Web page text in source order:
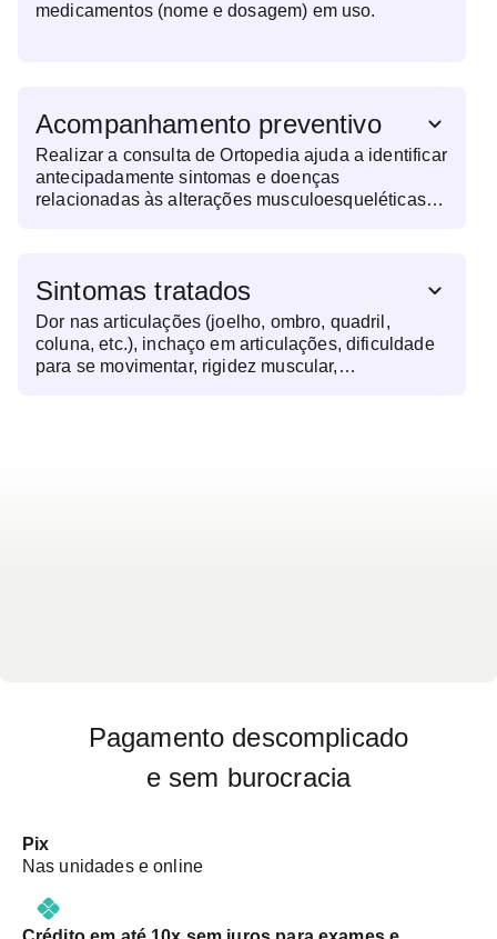
medicamentos (nome e dosagem) em uso.
Acompanhamento preventivo
Realizar a consulta de Ortopedia ajuda a identificar
antecipadamente sintomas e doenças
relacionadas às alterações musculoesqueléticas
Sintomas tratados
Dor nas articulações (joelho, ombro, quadril,
coluna, etc.), inchaço em articulações, dificuldade
para se movimentar, rigidez muscular,
Pagamento descomplicado
e sem burocracia
Pix
Nas unidades e online